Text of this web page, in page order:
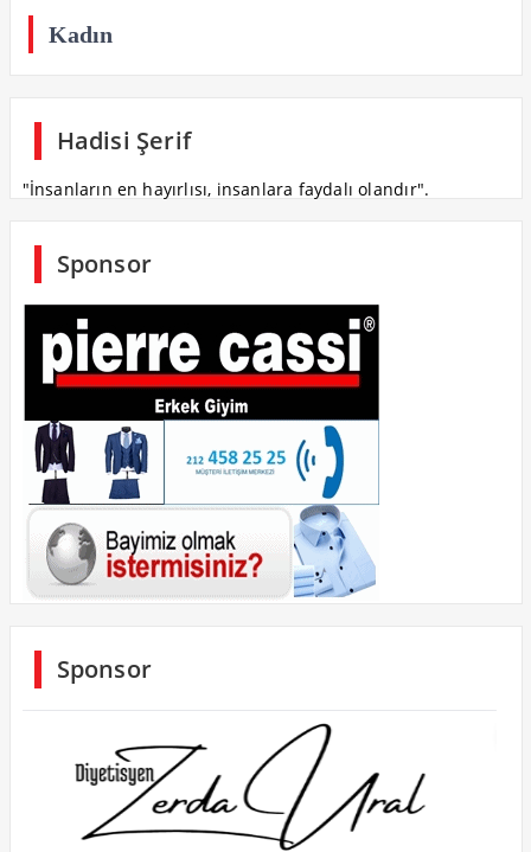
Kadın
Hadisi Şerif
"İnsanların en hayırlısı, insanlara faydalı olandır".
Sponsor
Sponsor